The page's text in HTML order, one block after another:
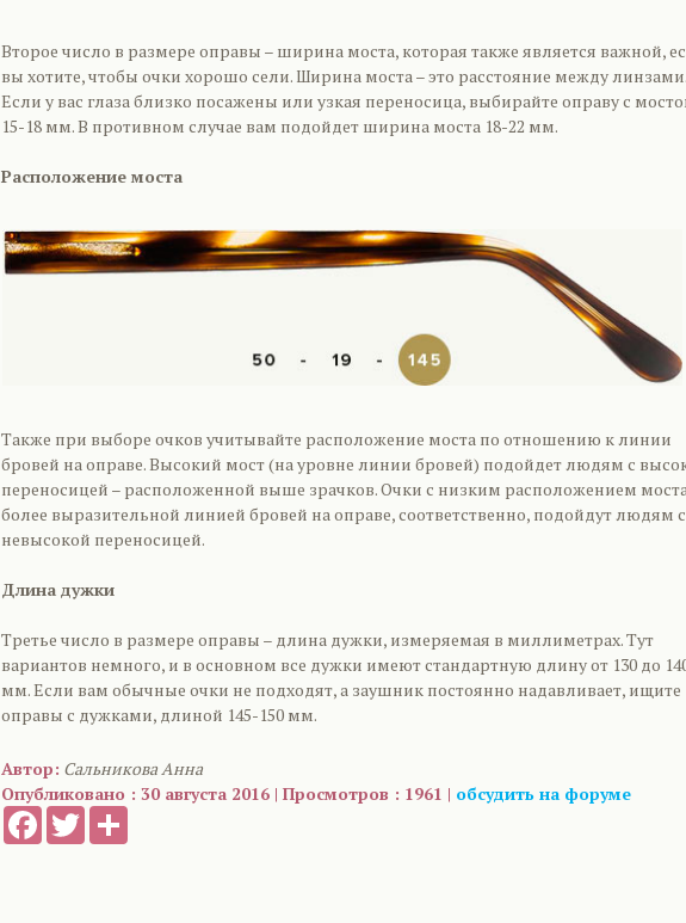
Второе число в размере оправы – ширина моста, которая также является важной,
вы хотите, чтобы очки хорошо сели. Ширина моста – это расстояние между линзами.
Если у вас глаза близко посажены или узкая переносица, выбирайте оправу с
15-18 мм. В противном случае вам подойдет ширина моста 18-22 мм.
Расположение моста
Также при выборе очков учитывайте расположение моста по отношению к линии
бровей на оправе. Высокий мост (на уровне линии бровей) подойдет людям с
переносицей – расположенной выше зрачков. Очки с низким расположением
более выразительной линией бровей на оправе, соответственно, подойдут людям с
невысокой переносицей.
Длина дужки
Третье число в размере оправы – длина дужки, измеряемая в миллиметрах. Тут
вариантов немного, и в основном все дужки имеют стандартную длину от 130 до
мм. Если вам обычные очки не подходят, а заушник постоянно надавливает, ищите
оправы с дужками, длиной 145-150 мм.
Автор: Сальникова Анна
Опубликовано : 30 августа 2016 | Просмотров : 1961 | обсудить на форуме
FacebookTwitter